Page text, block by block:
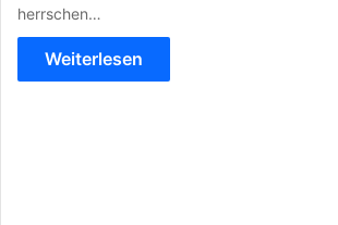
herrschen…
Weiterlesen